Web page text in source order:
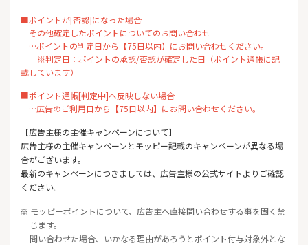
■ポイントが[否認]になった場合
その他確定したポイントについてのお問い合わせ
…ポイントの判定日から【75日以内】にお問い合わせください。
※判定日：ポイントの承認/否認が確定した日（ポイント通帳に記
載しています）
■ポイント通帳[判定中]へ反映しない場合
…広告のご利用日から【75日以内】にお問い合わせください。
【広告主様の主催キャンペーンについて】
広告主様の主催キャンペーンとモッピー記載のキャンペーンが異なる場
合がございます。
最新のキャンペーンにつきましては、広告主様の公式サイトよりご確認
ください。
※ モッピーポイントについて、広告主へ直接問い合わせする事を固く禁
じます。
問い合わせた場合、いかなる理由があろうとポイント付与対象外とな